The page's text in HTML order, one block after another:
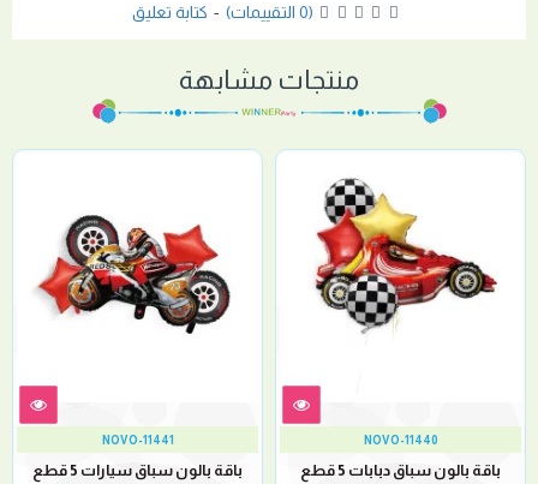
(0 التقييمات) - كتابة تعليق
منتجات مشابهة
NOVO-11440
باقة بالون سباق دبابات 5 قطع
NOVO-11441
باقة بالون سباق سيارات 5 قطع